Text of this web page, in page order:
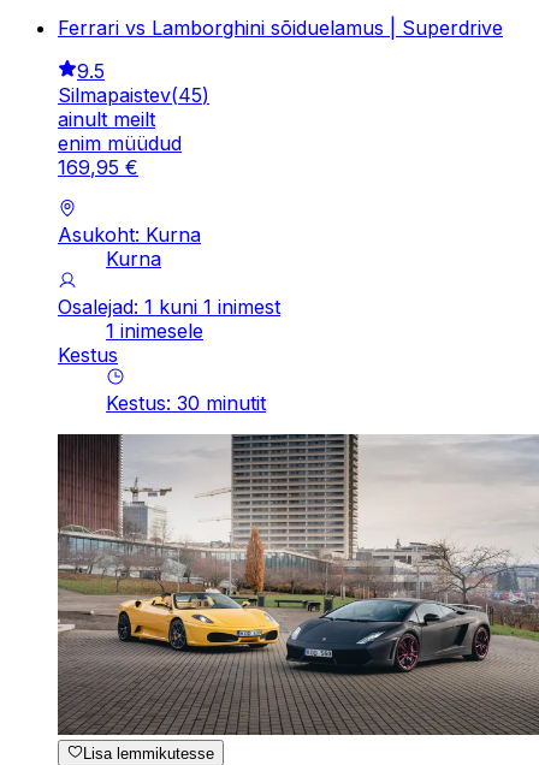
Ferrari vs Lamborghini sõiduelamus | Superdrive
9.5
Silmapaistev(45)
ainult meilt
enim müüdud
169,95 €
Asukoht: Kurna
Kurna
Osalejad: 1 kuni 1 inimest
1 inimesele
Kestus
Kestus: 30 minutit
Lisa lemmikutesse